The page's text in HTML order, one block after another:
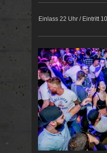
Einlass 22 Uhr / Eintritt